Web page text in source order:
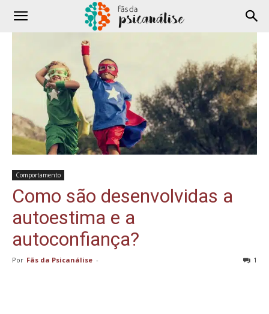
Comportamento
Como são desenvolvidas a
autoestima e a
autoconfiança?
Por Fãs da Psicanálise - 1